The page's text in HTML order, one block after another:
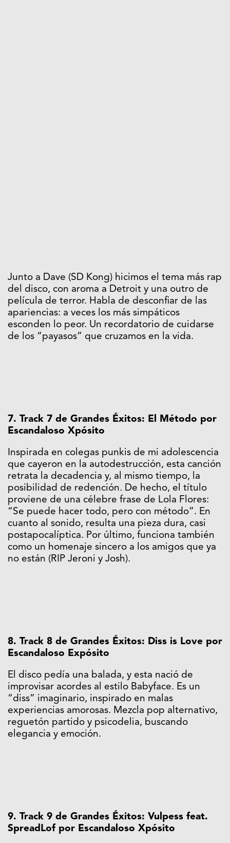
Junto a Dave (SD Kong) hicimos el tema más rap
del disco, con aroma a Detroit y una outro de
película de terror. Habla de desconfiar de las
apariencias: a veces los más simpáticos
esconden lo peor. Un recordatorio de cuidarse
de los “payasos” que cruzamos en la vida.
7. Track 7 de Grandes Éxitos: El Método por
Escandaloso Xpósito
Inspirada en colegas punkis de mi adolescencia
que cayeron en la autodestrucción, esta canción
retrata la decadencia y, al mismo tiempo, la
posibilidad de redención. De hecho, el título
proviene de una célebre frase de Lola Flores:
“Se puede hacer todo, pero con método”. En
cuanto al sonido, resulta una pieza dura, casi
postapocalíptica. Por último, funciona también
como un homenaje sincero a los amigos que ya
no están (RIP Jeroni y Josh).
8. Track 8 de Grandes Éxitos: Diss is Love por
Escandaloso Expósito
El disco pedía una balada, y esta nació de
improvisar acordes al estilo Babyface. Es un
“diss” imaginario, inspirado en malas
experiencias amorosas. Mezcla pop alternativo,
reguetón partido y psicodelia, buscando
elegancia y emoción.
9. Track 9 de Grandes Éxitos: Vulpess feat.
SpreadLof por Escandaloso Xpósito